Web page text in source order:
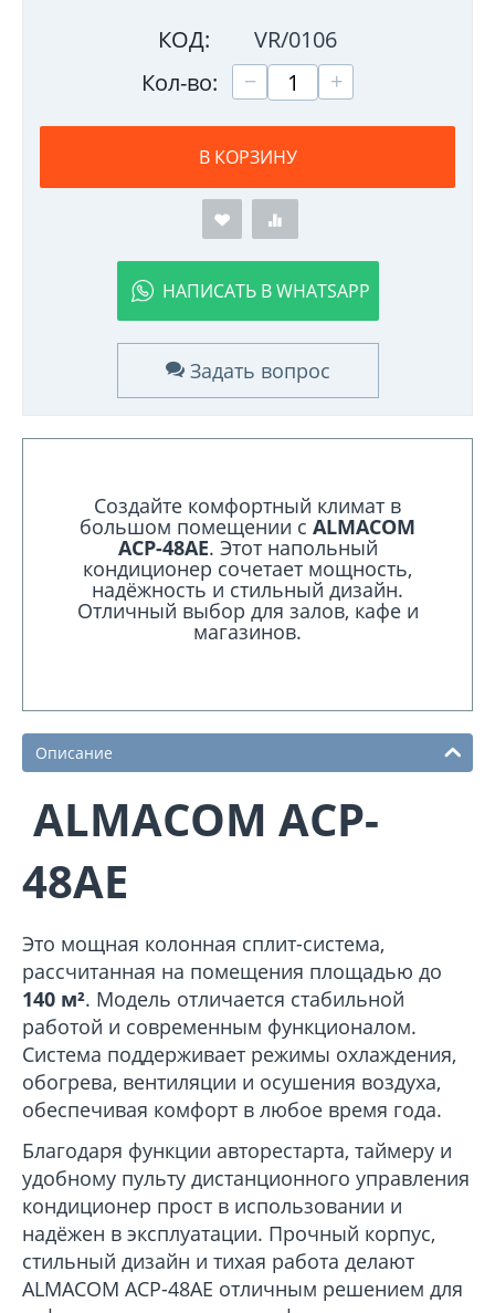
КОД:
VR/0106
Кол-во:
+
−
В КОРЗИНУ
НАПИСАТЬ В WHATSAPP
Задать вопрос
Создайте комфортный климат в
большом помещении с ALMACOM
ACP-48AE. Этот напольный
кондиционер сочетает мощность,
надёжность и стильный дизайн.
Отличный выбор для залов, кафе и
магазинов.
Описание
ALMACOM ACP-
48AE
Это мощная колонная сплит-система,
рассчитанная на помещения площадью до
140 м². Модель отличается стабильной
работой и современным функционалом.
Система поддерживает режимы охлаждения,
обогрева, вентиляции и осушения воздуха,
обеспечивая комфорт в любое время года.
Благодаря функции авторестарта, таймеру и
удобному пульту дистанционного управления
кондиционер прост в использовании и
надёжен в эксплуатации. Прочный корпус,
стильный дизайн и тихая работа делают
ALMACOM ACP-48AE отличным решением для